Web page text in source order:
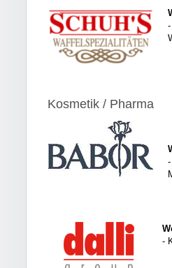
Kosmetik / Pharma
-